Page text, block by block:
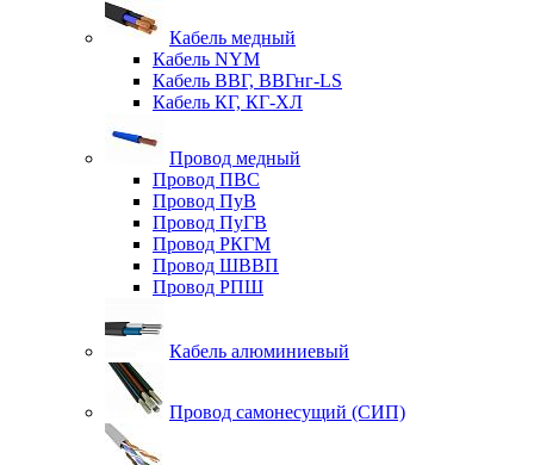
Кабель медный
Кабель NYM
Кабель ВВГ, ВВГнг-LS
Кабель КГ, КГ-ХЛ
Провод медный
Провод ПВС
Провод ПуВ
Провод ПуГВ
Провод РКГМ
Провод ШВВП
Провод РПШ
Кабель алюминиевый
Провод самонесущий (СИП)